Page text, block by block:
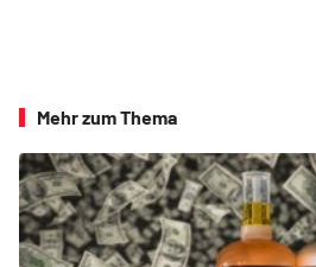
Mehr zum Thema